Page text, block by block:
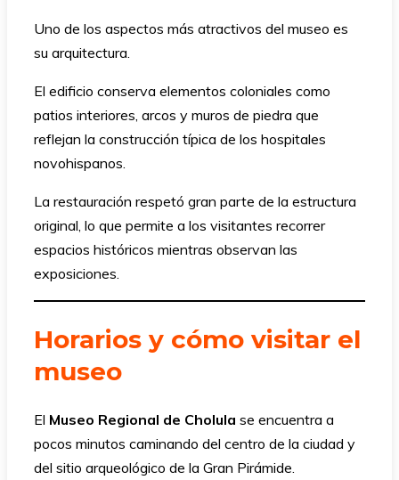
Uno de los aspectos más atractivos del museo es
su arquitectura.
El edificio conserva elementos coloniales como
patios interiores, arcos y muros de piedra que
reflejan la construcción típica de los hospitales
novohispanos.
La restauración respetó gran parte de la estructura
original, lo que permite a los visitantes recorrer
espacios históricos mientras observan las
exposiciones.
Horarios y cómo visitar el
museo
El Museo Regional de Cholula se encuentra a
pocos minutos caminando del centro de la ciudad y
del sitio arqueológico de la Gran Pirámide.